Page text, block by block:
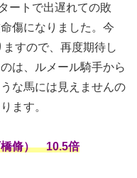
ートで出遅れての敗
傷になりました。今
すので、再度期待し
は、ルメール騎手から
な馬には見えませんの
ます。
橋脩） 10.5倍